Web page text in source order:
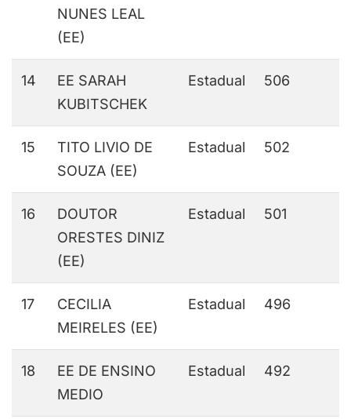
NUNES LEAL
(EE)
14
EE SARAH
KUBITSCHEK
Estadual 506
15
TITO LIVIO DE
SOUZA (EE)
Estadual 502
16
DOUTOR
ORESTES DINIZ
(EE)
Estadual 501
17
CECILIA
MEIRELES (EE)
Estadual 496
18
EE DE ENSINO
MEDIO
Estadual 492